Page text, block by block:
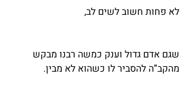
לא פחות חשוב לשים לב,
שגם אדם גדול וענק כמשה רבנו מבקש
מהקב”ה להסביר לו כשהוא לא מבין.